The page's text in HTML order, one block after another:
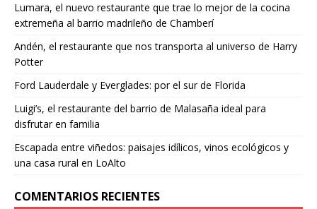
Lumara, el nuevo restaurante que trae lo mejor de la cocina
extremeña al barrio madrileño de Chamberí
Andén, el restaurante que nos transporta al universo de Harry
Potter
Ford Lauderdale y Everglades: por el sur de Florida
Luigi’s, el restaurante del barrio de Malasaña ideal para
disfrutar en familia
Escapada entre viñedos: paisajes idílicos, vinos ecológicos y
una casa rural en LoAlto
COMENTARIOS RECIENTES